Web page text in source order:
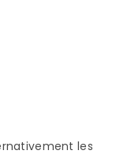
les